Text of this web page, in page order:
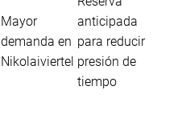
Mayor
demanda en
Nikolaiviertel
anticipada
para reducir
presión de
tiempo